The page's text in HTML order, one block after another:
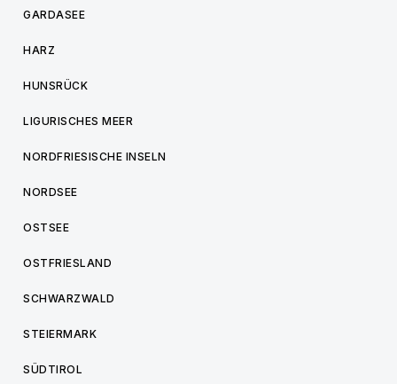
GARDASEE
HARZ
HUNSRÜCK
LIGURISCHES MEER
NORDFRIESISCHE INSELN
NORDSEE
OSTSEE
OSTFRIESLAND
SCHWARZWALD
STEIERMARK
SÜDTIROL